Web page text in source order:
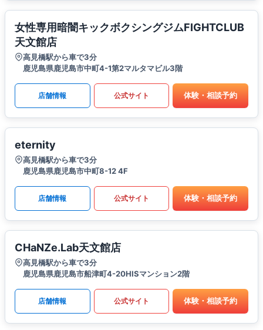
女性専用暗闇キックボクシングジムFIGHTCLUB
天文館店
高見橋駅から車で3分
鹿児島県鹿児島市中町4-1第2マルタマビル3階
店舗情報 公式サイト 体験・相談予約
eternity
高見橋駅から車で3分
鹿児島県鹿児島市中町8-12 4F
店舗情報 公式サイト 体験・相談予約
CHaNZe.Lab天文館店
高見橋駅から車で3分
鹿児島県鹿児島市船津町4-20HISマンション2階
店舗情報 公式サイト 体験・相談予約